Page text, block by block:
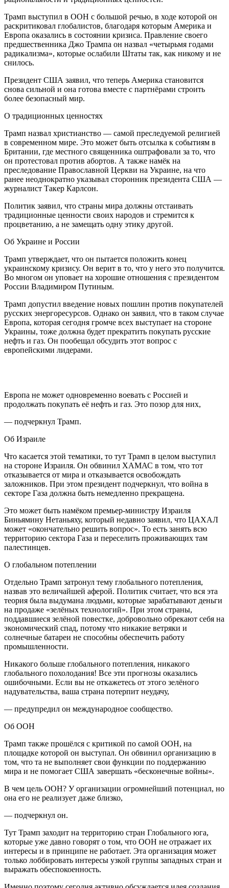
Трамп выступил в ООН с большой речью, в ходе которой он
раскритиковал глобалистов, благодаря которым Америка и
Европа оказались в состоянии кризиса. Правление своего
предшественника Джо Трампа он назвал «четырьмя годами
радикализма», которые ослабили Штаты так, как никому и не
снилось.
Президент США заявил, что теперь Америка становится
снова сильной и она готова вместе с партнёрами строить
более безопасный мир.
О традиционных ценностях
Трамп назвал христианство — самой преследуемой религией
в современном мире. Это может быть отсылка к событиям в
Британии, где местного священника оштрафовали за то, что
он протестовал против абортов. А также намёк на
преследование Православной Церкви на Украине, на что
ранее неоднократно указывал сторонник президента США —
журналист Такер Карлсон.
Политик заявил, что страны мира должны отстаивать
традиционные ценности своих народов и стремится к
процветанию, а не замещать одну этику другой.
Об Украине и России
Трамп утверждает, что он пытается положить конец
украинскому кризису. Он верит в то, что у него это получится.
Во многом он уповает на хорошие отношения с президентом
России Владимиром Путиным.
Трамп допустил введение новых пошлин против покупателей
русских энергоресурсов. Однако он заявил, что в таком случае
Европа, которая сегодня громче всех выступает на стороне
Украины, тоже должна будет прекратить покупать русские
нефть и газ. Он пообещал обсудить этот вопрос с
европейскими лидерами.
Европа не может одновременно воевать с Россией и
продолжать покупать её нефть и газ. Это позор для них,
— подчеркнул Трамп.
Об Израиле
Что касается этой тематики, то тут Трамп в целом выступил
на стороне Израиля. Он обвинил ХАМАС в том, что тот
отказывается от мира и отказывается освобождать
заложников. При этом президент подчеркнул, что война в
секторе Газа должна быть немедленно прекращена.
Это может быть намёком премьер-министру Израиля
Биньямину Нетаньяху, который недавно заявил, что ЦАХАЛ
может «окончательно решить вопрос». То есть занять всю
территорию сектора Газа и переселить проживающих там
палестинцев.
О глобальном потеплении
Отдельно Трамп затронул тему глобального потепления,
назвав это величайшей аферой. Политик считает, что вся эта
теория была выдумана людьми, которые зарабатывают деньги
на продаже «зелёных технологий». При этом страны,
поддавшиеся зелёной повестке, добровольно обрекают себя на
экономический спад, потому что никакие ветряки и
солнечные батареи не способны обеспечить работу
промышленности.
Никакого больше глобального потепления, никакого
глобального похолодания! Все эти прогнозы оказались
ошибочными. Если вы не откажетесь от этого зелёного
надувательства, ваша страна потерпит неудачу,
— предупредил он международное сообщество.
Об ООН
Трамп также прошёлся с критикой по самой ООН, на
площадке которой он выступал. Он обвинил организацию в
том, что та не выполняет свои функции по поддержанию
мира и не помогает США завершать «бесконечные войны».
В чем цель ООН? У организации огромнейший потенциал, но
она его не реализует даже близко,
— подчеркнул он.
Тут Трамп заходит на территорию стран Глобального юга,
которые уже давно говорят о том, что ООН не отражает их
интересы и в принципе не работает. Эта организация может
только лоббировать интересы узкой группы западных стран и
выражать обеспокоенность.